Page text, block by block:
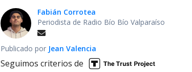
Fabián Corrotea
Periodista de Radio Bío Bío Valparaíso
Publicado por Jean Valencia
Seguimos criterios de